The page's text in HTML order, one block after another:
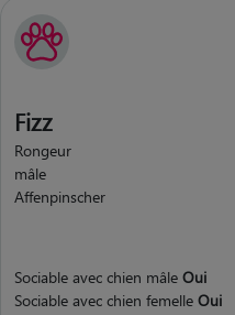
Fizz
Rongeur
mâle
Affenpinscher
Sociable avec chien mâle Oui
Sociable avec chien femelle Oui